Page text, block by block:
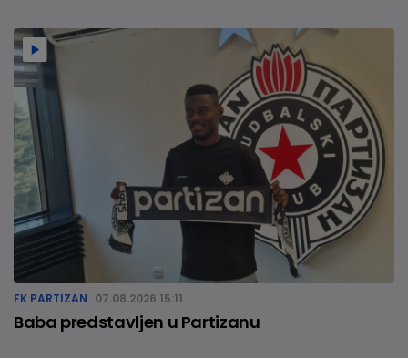
FK PARTIZAN 07.08.2026 15:11
Baba predstavljen u Partizanu